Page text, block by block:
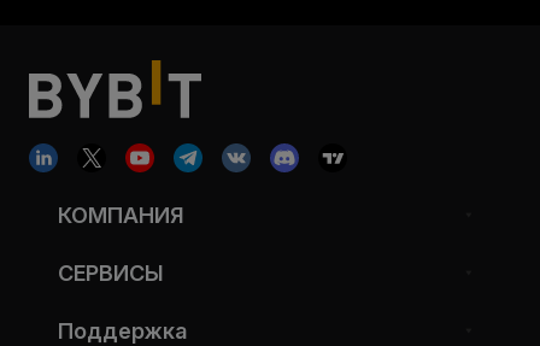
КОМПАНИЯ
СЕРВИСЫ
Поддержка